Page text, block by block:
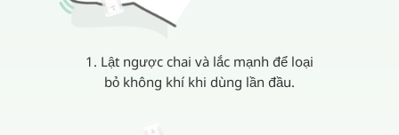
1. Lật ngược chai và lắc mạnh để loại
bỏ không khí khi dùng lần đầu.